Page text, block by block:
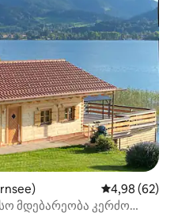
საშუალო
4,98 (62)
მდებარეობა კერძო